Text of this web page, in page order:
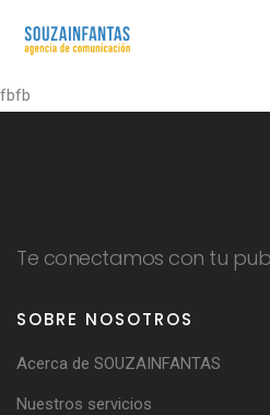
fbfb
Te conectamos con tu
SOBRE NOSOTROS
Acerca de SOUZAINFANTAS
Nuestros servicios